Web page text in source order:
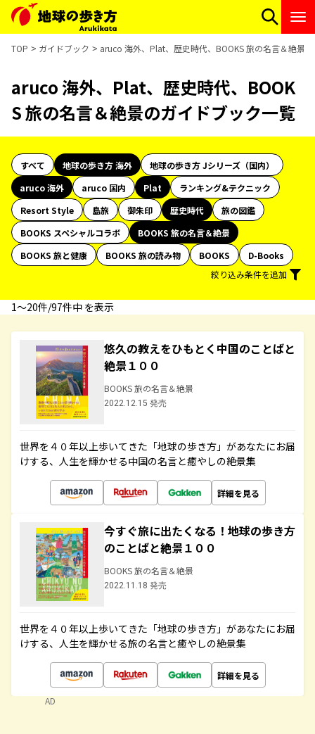
TOP ガイドブック aruco 海外、Plat、歴史時代、BOOKS 旅の名言＆絶景
aruco 海外、Plat、歴史時代、BOOK
S 旅の名言＆絶景のガイドブック一覧
すべて 地球の歩き方 海外
地球の歩き方 Jシリーズ（国内）
aruco 海外
aruco 国内 Plat
ランキング&テクニック
Resort Style
島旅 御朱印 歴史時代
旅の図鑑
BOOKS スペシャルコラボ
BOOKS 旅の名言＆絶景
BOOKS 旅と健康
BOOKS 旅の読み物 BOOKS
D-Books
絞り込み条件を追加
1〜20件/97件中 を表示
悠久の教えをひもとく中国のことばと
絶景１００
BOOKS 旅の名言＆絶景
2022.12.15 発売
世界を４０年以上歩いてきた「地球の歩き方」があなたにお届
けする、人生を輝かせる中国の名言と癒やしの絶景集
詳細を見る
今すぐ旅に出たくなる！地球の歩き方
のことばと絶景１００
BOOKS 旅の名言＆絶景
2022.11.18 発売
世界を４０年以上歩いてきた「地球の歩き方」があなたにお届
けする、人生を輝かせる旅の名言と癒やしの絶景集
詳細を見る
AD